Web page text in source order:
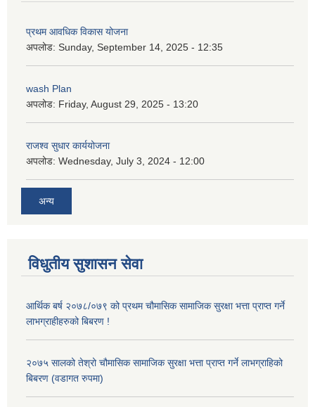
प्रथम आवधिक विकास योजना
अपलोड: Sunday, September 14, 2025 - 12:35
wash Plan
अपलोड: Friday, August 29, 2025 - 13:20
राजश्व सुधार कार्ययोजना
अपलोड: Wednesday, July 3, 2024 - 12:00
अन्य
विधुतीय सुशासन सेवा
आर्थिक बर्ष २०७८/०७९ को प्रथम चौमासिक सामाजिक सुरक्षा भत्ता प्राप्त गर्ने
लाभग्राहीहरुको बिबरण !
२०७५ सालको तेश्रो चौमासिक सामाजिक सुरक्षा भत्ता प्राप्त गर्ने लाभग्राहिको
बिबरण (वडागत रुपमा)